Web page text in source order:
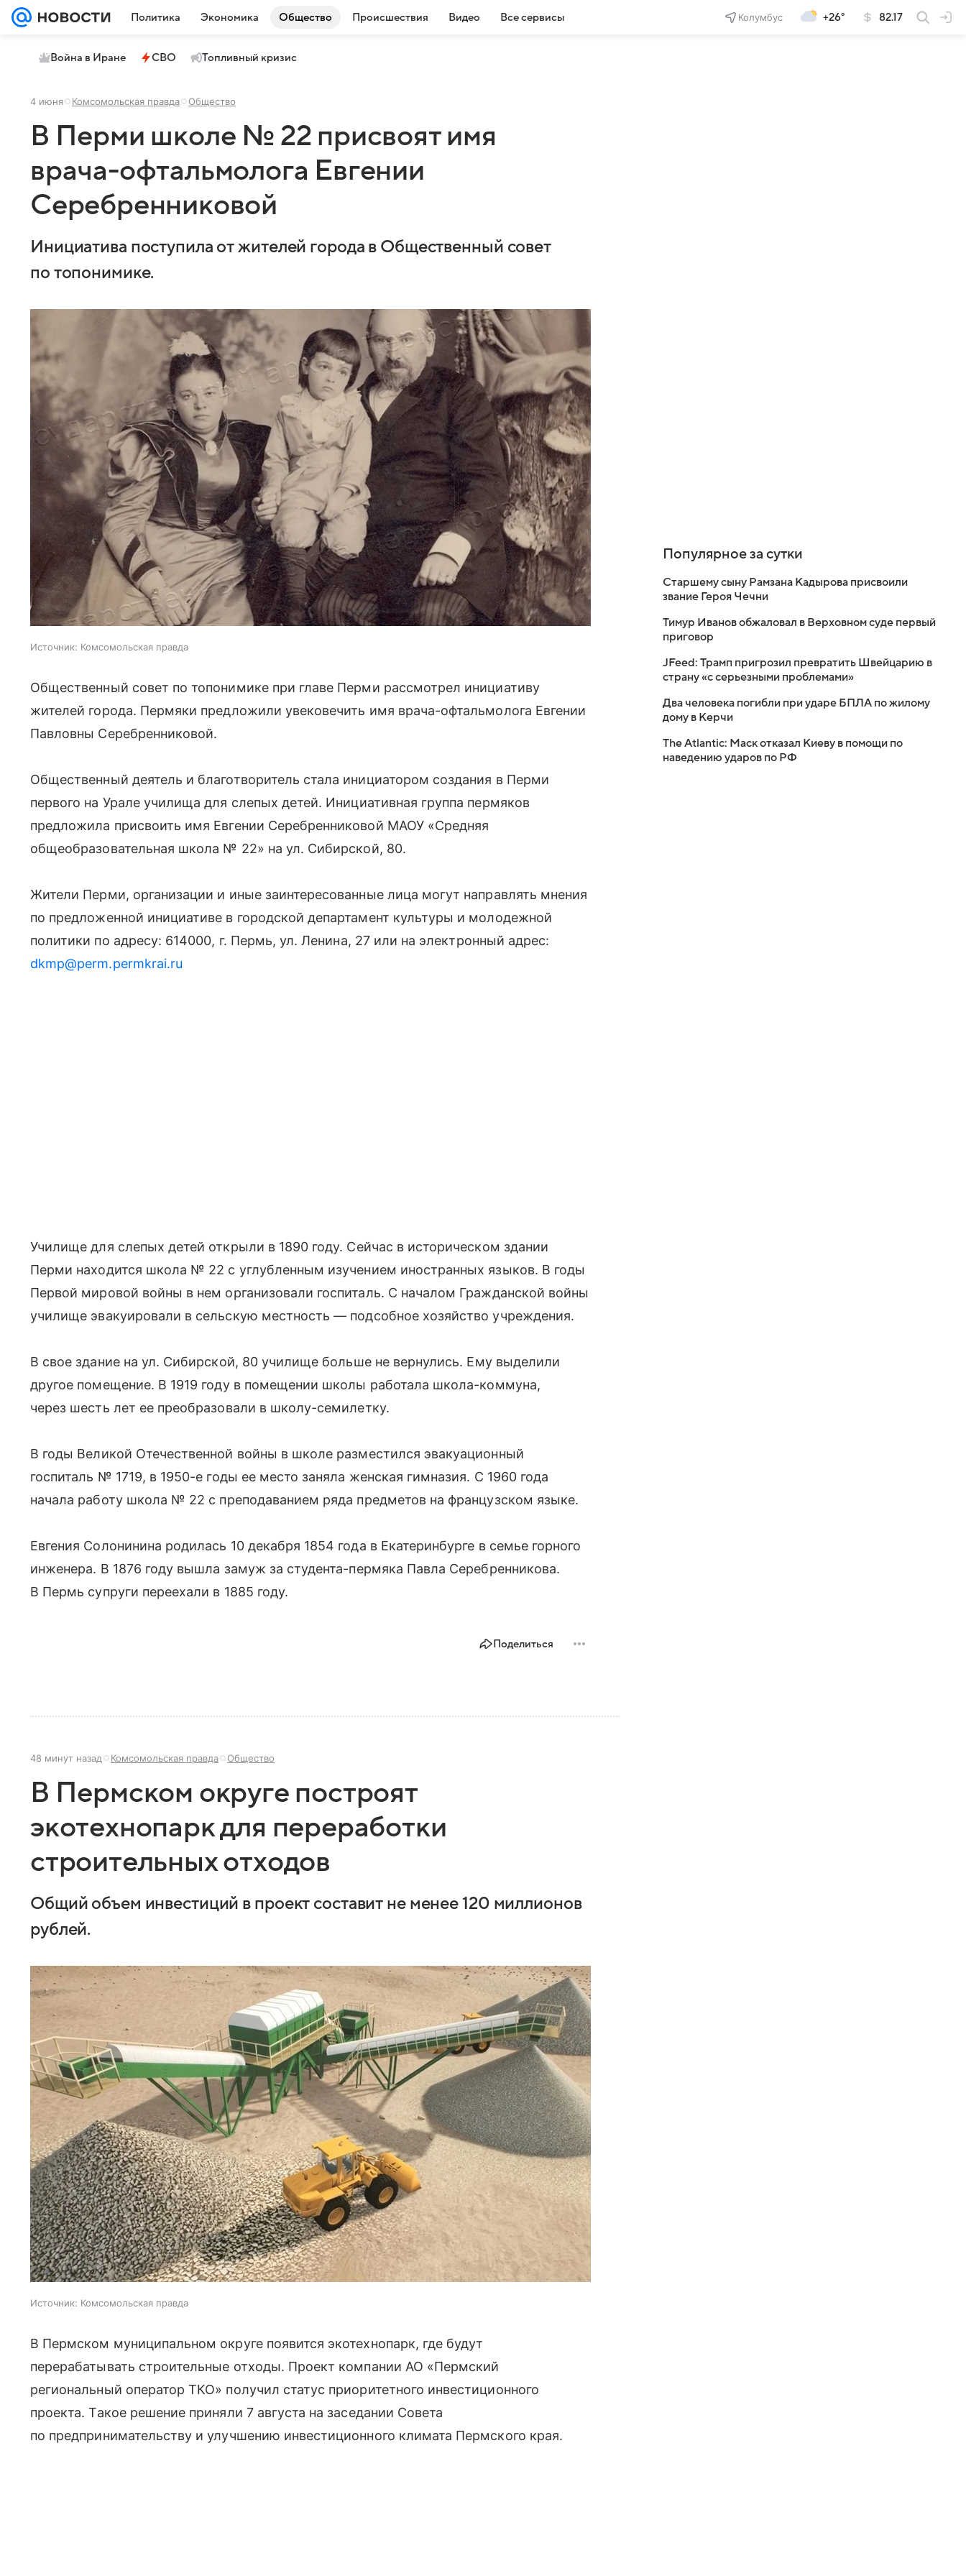
Политика Экономика Общество Происшествия Видео Все сервисы Колумбус +26° 82.17
Война в Иране СВО Топливный кризис
4 июня Комсомольская правда Общество
В Перми школе № 22 присвоят имя
врача-офтальмолога Евгении
Серебренниковой
Инициатива поступила от жителей города в Общественный совет
по топонимике.
Источник: Комсомольская правда
Общественный совет по топонимике при главе Перми рассмотрел инициативу
жителей города. Пермяки предложили увековечить имя врача-офтальмолога Евгении
Павловны Серебренниковой.
Общественный деятель и благотворитель стала инициатором создания в Перми
первого на Урале училища для слепых детей. Инициативная группа пермяков
предложила присвоить имя Евгении Серебренниковой МАОУ «Средняя
общеобразовательная школа № 22» на ул. Сибирской, 80.
Жители Перми, организации и иные заинтересованные лица могут направлять мнения
по предложенной инициативе в городской департамент культуры и молодежной
политики по адресу: 614000, г. Пермь, ул. Ленина, 27 или на электронный адрес:
dkmp@perm.permkrai.ru
Училище для слепых детей открыли в 1890 году. Сейчас в историческом здании
Перми находится школа № 22 с углубленным изучением иностранных языков. В годы
Первой мировой войны в нем организовали госпиталь. С началом Гражданской войны
училище эвакуировали в сельскую местность — подсобное хозяйство учреждения.
В свое здание на ул. Сибирской, 80 училище больше не вернулись. Ему выделили
другое помещение. В 1919 году в помещении школы работала школа-коммуна,
через шесть лет ее преобразовали в школу-семилетку.
В годы Великой Отечественной войны в школе разместился эвакуационный
госпиталь № 1719, в 1950-е годы ее место заняла женская гимназия. С 1960 года
начала работу школа № 22 с преподаванием ряда предметов на французском языке.
Евгения Солонинина родилась 10 декабря 1854 года в Екатеринбурге в семье горного
инженера. В 1876 году вышла замуж за студента-пермяка Павла Серебренникова.
В Пермь супруги переехали в 1885 году.
Поделиться
48 минут назад Комсомольская правда Общество
В Пермском округе построят
экотехнопарк для переработки
строительных отходов
Общий объем инвестиций в проект составит не менее 120 миллионов
рублей.
Источник: Комсомольская правда
В Пермском муниципальном округе появится экотехнопарк, где будут
перерабатывать строительные отходы. Проект компании АО «Пермский
региональный оператор ТКО» получил статус приоритетного инвестиционного
проекта. Такое решение приняли 7 августа на заседании Совета
по предпринимательству и улучшению инвестиционного климата Пермского края.
Популярное за сутки
Старшему сыну Рамзана Кадырова присвоили
звание Героя Чечни
Тимур Иванов обжаловал в Верховном суде первый
приговор
JFeed: Трамп пригрозил превратить Швейцарию в
страну «с серьезными проблемами»
Два человека погибли при ударе БПЛА по жилому
дому в Керчи
The Atlantic: Маск отказал Киеву в помощи по
наведению ударов по РФ